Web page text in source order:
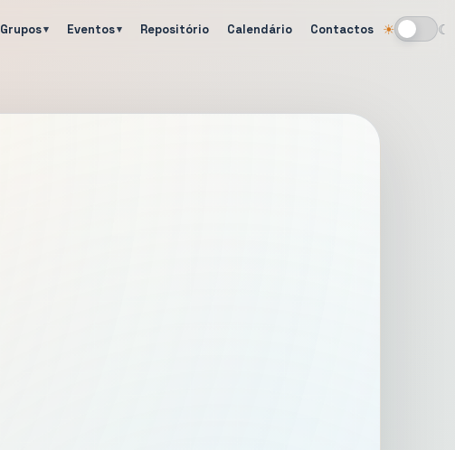
Grupos Eventos Repositório Calendário Contactos ☀ ☾
Alternar tema